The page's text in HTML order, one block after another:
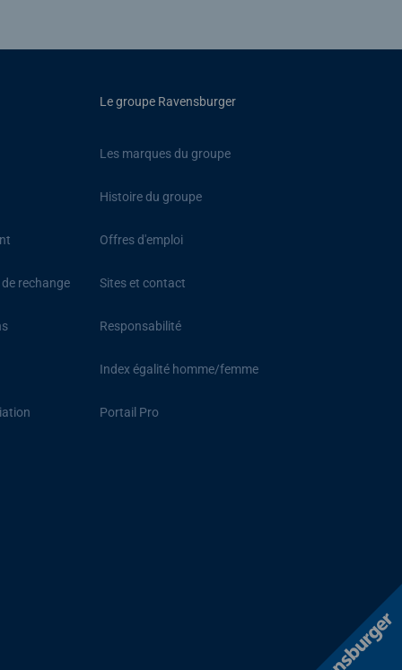
rechange
Le groupe Ravensburger
Les marques du groupe
Histoire du groupe
Offres d'emploi
Sites et contact
Responsabilité
Index égalité homme/femme
Portail Pro